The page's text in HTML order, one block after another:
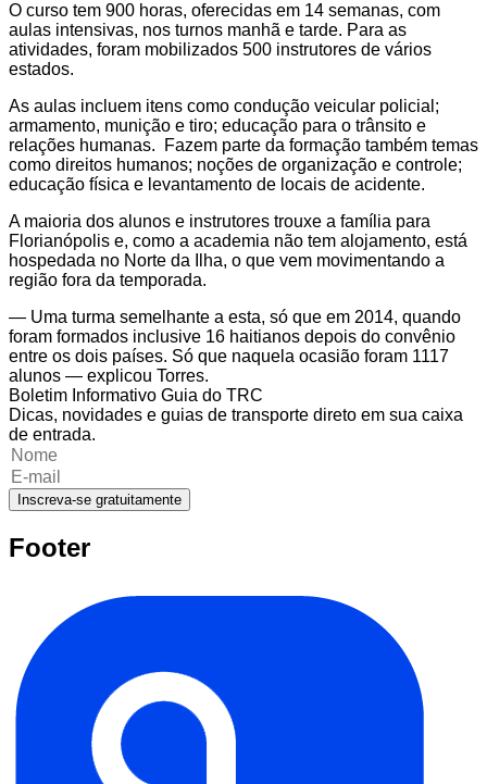
O curso tem 900 horas, oferecidas em 14 semanas, com
aulas intensivas, nos turnos manhã e tarde. Para as
atividades, foram mobilizados 500 instrutores de vários
estados.
As aulas incluem itens como condução veicular policial;
armamento, munição e tiro; educação para o trânsito e
relações humanas. Fazem parte da formação também temas
como direitos humanos; noções de organização e controle;
educação física e levantamento de locais de acidente.
A maioria dos alunos e instrutores trouxe a família para
Florianópolis e, como a academia não tem alojamento, está
hospedada no Norte da Ilha, o que vem movimentando a
região fora da temporada.
— Uma turma semelhante a esta, só que em 2014, quando
foram formados inclusive 16 haitianos depois do convênio
entre os dois países. Só que naquela ocasião foram 1117
alunos — explicou Torres.
Boletim Informativo Guia do TRC
Dicas, novidades e guias de transporte direto em sua caixa
de entrada.
Inscreva-se gratuitamente
Footer